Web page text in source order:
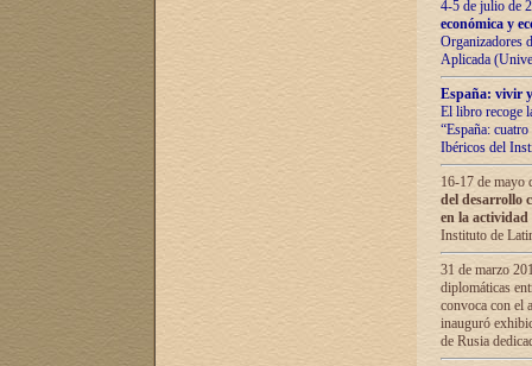
4-5 de julio de
económica y
Organizadores
Aplicada
España: vivir
El libro recoge
“España:
Ibéricos del
16-17 de mayo
del desarrollo
en la
Instituto de
31 de marzo
diplomáticas
convoca con el
inauguró
de Rusia